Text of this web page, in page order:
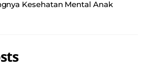
Kesehatan Mental Anak